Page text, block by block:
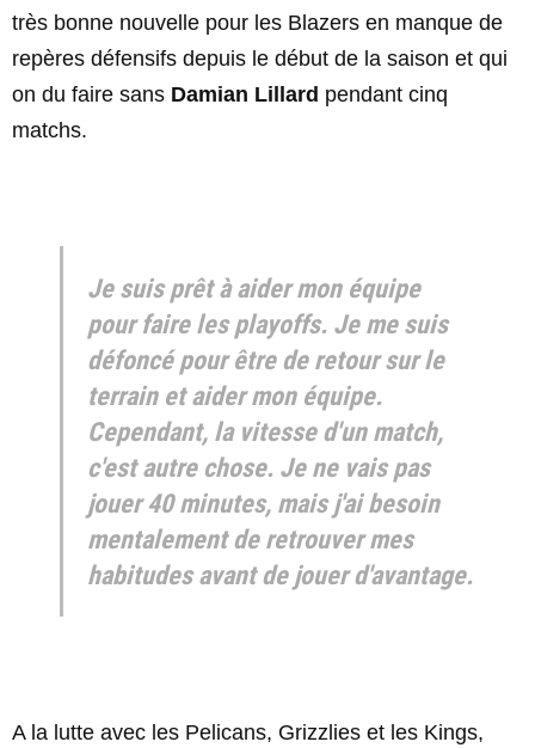
très bonne nouvelle pour les Blazers en manque de
repères défensifs depuis le début de la saison et qui
on du faire sans Damian Lillard pendant cinq
matchs.
Je suis prêt à aider mon équipe
pour faire les playoffs. Je me suis
défoncé pour être de retour sur le
terrain et aider mon équipe.
Cependant, la vitesse d'un match,
c'est autre chose. Je ne vais pas
jouer 40 minutes, mais j'ai besoin
mentalement de retrouver mes
habitudes avant de jouer d'avantage.
A la lutte avec les Pelicans, Grizzlies et les Kings,